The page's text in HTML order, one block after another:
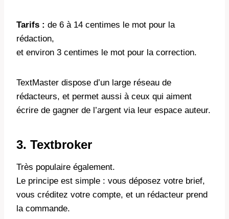
Tarifs : de 6 à 14 centimes le mot pour la
rédaction,
et environ 3 centimes le mot pour la correction.
TextMaster dispose d’un large réseau de
rédacteurs, et permet aussi à ceux qui aiment
écrire de gagner de l’argent via leur espace auteur.
3. Textbroker
Très populaire également.
Le principe est simple : vous déposez votre brief,
vous créditez votre compte, et un rédacteur prend
la commande.